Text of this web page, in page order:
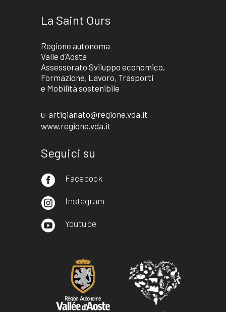
La Saint Ours
Regione autonoma
Valle d’Aosta
Assessorato Sviluppo economico,
Formazione, Lavoro, Trasporti
e Mobilità sostenibile
u-artigianato@regione.vda.it
www.regione.vda.it
Seguici su
 Facebook
 Instagram
 Youtube